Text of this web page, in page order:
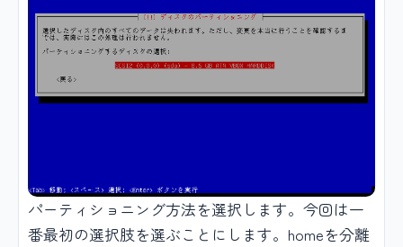
パーティショニング方法を選択します。今回は一
番最初の選択肢を選ぶことにします。homeを分離